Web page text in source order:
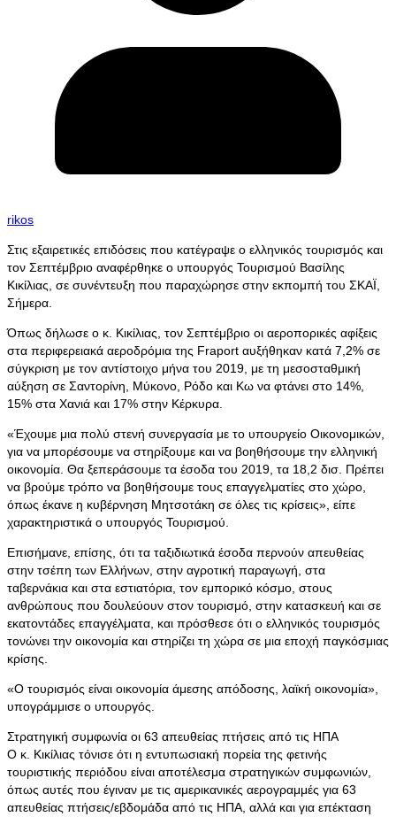
rikos
Στις εξαιρετικές επιδόσεις που κατέγραψε ο ελληνικός τουρισμός και
τον Σεπτέμβριο αναφέρθηκε ο υπουργός Τουρισμού Βασίλης
Κικίλιας, σε συνέντευξη που παραχώρησε στην εκπομπή του ΣΚΑΪ,
Σήμερα.
Όπως δήλωσε ο κ. Κικίλιας, τον Σεπτέμβριο οι αεροπορικές αφίξεις
στα περιφερειακά αεροδρόμια της Fraport αυξήθηκαν κατά 7,2% σε
σύγκριση με τον αντίστοιχο μήνα του 2019, με τη μεσοσταθμική
αύξηση σε Σαντορίνη, Μύκονο, Ρόδο και Κω να φτάνει στο 14%,
15% στα Χανιά και 17% στην Κέρκυρα.
«Έχουμε μια πολύ στενή συνεργασία με το υπουργείο Οικονομικών,
για να μπορέσουμε να στηρίξουμε και να βοηθήσουμε την ελληνική
οικονομία. Θα ξεπεράσουμε τα έσοδα του 2019, τα 18,2 δισ. Πρέπει
να βρούμε τρόπο να βοηθήσουμε τους επαγγελματίες στο χώρο,
όπως έκανε η κυβέρνηση Μητσοτάκη σε όλες τις κρίσεις», είπε
χαρακτηριστικά ο υπουργός Τουρισμού.
Επισήμανε, επίσης, ότι τα ταξιδιωτικά έσοδα περνούν απευθείας
στην τσέπη των Ελλήνων, στην αγροτική παραγωγή, στα
ταβερνάκια και στα εστιατόρια, τον εμπορικό κόσμο, στους
ανθρώπους που δουλεύουν στον τουρισμό, στην κατασκευή και σε
εκατοντάδες επαγγέλματα, και πρόσθεσε ότι ο ελληνικός τουρισμός
τονώνει την οικονομία και στηρίζει τη χώρα σε μια εποχή παγκόσμιας
κρίσης.
«Ο τουρισμός είναι οικονομία άμεσης απόδοσης, λαϊκή οικονομία»,
υπογράμμισε ο υπουργός.
Στρατηγική συμφωνία οι 63 απευθείας πτήσεις από τις ΗΠΑ
Ο κ. Κικίλιας τόνισε ότι η εντυπωσιακή πορεία της φετινής
τουριστικής περιόδου είναι αποτέλεσμα στρατηγικών συμφωνιών,
όπως αυτές που έγιναν με τις αμερικανικές αερογραμμές για 63
απευθείας πτήσεις/εβδομάδα από τις ΗΠΑ, αλλά και για επέκταση